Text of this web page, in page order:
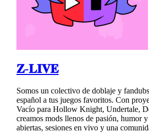
𝐙-𝐋𝐈𝐕𝐄
Somos un colectivo de doblaje y
español a tus juegos favoritos. Con
Vacío para Hollow Knight, Undertale,
creamos mods llenos de pasión, humor
abiertas, sesiones en vivo y una